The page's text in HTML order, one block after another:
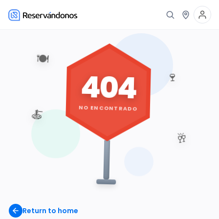
Return to home
🍽️
🍷
🥂
🍝
404
NO ENCONTRADO